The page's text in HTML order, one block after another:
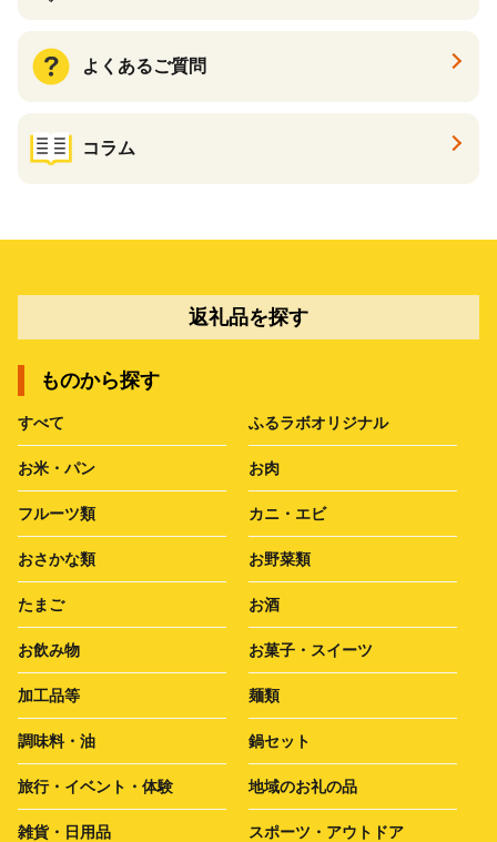
よくあるご質問
コラム
返礼品を探す
ものから探す
すべて ふるラボオリジナル
お米・パン お肉
フルーツ類 カニ・エビ
おさかな類 お野菜類
たまご お酒
お飲み物 お菓子・スイーツ
加工品等 麺類
調味料・油 鍋セット
旅行・イベント・体験 地域のお礼の品
雑貨・日用品 スポーツ・アウトドア